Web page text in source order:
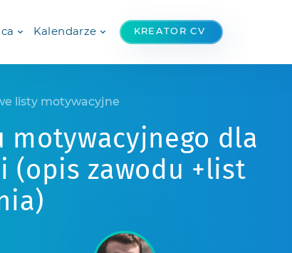
Kalendarze KREATOR CV
listy motywacyjne
motywacyjnego dla
(opis zawodu +list